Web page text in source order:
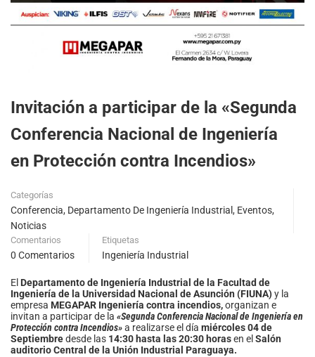
Invitación a participar de la «Segunda
Conferencia Nacional de Ingeniería
en Protección contra Incendios»
Categorías
Conferencia, Departamento De Ingeniería Industrial , Eventos,
Noticias
Comentarios
0 Comentarios
Etiquetas
Ingeniería Industrial
El Departamento de Ingeniería Industrial de la Facultad de
Ingeniería de la Universidad Nacional de Asunción (FIUNA)y la
empresa MEGAPAR Ingeniería contra incendios,organizan e
invitan a participar de la «Segunda Conferencia Nacional de Ingeniería en
Protección contra Incendios»a realizarse el día miércoles 04 de
Septiembredesde las 14:30 hasta las 20:30 horasen el Salón
auditorio Central de la Unión Industrial Paraguaya.